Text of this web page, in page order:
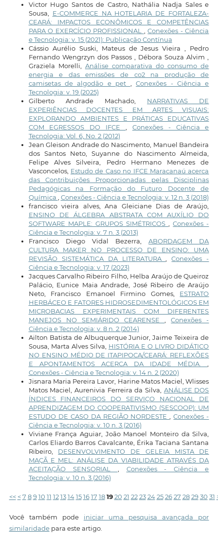
Victor Hugo Santos de Castro, Nathália Nadja Sales e
Sousa, E-COMMERCE NA HOTELARIA DE FORTALEZA-
CEARÁ: IMPACTOS ECONÔMICOS E COMPETÊNCIAS
PARA O EXERCÍCIO PROFISSIONAL ,Conexões - Ciência
e Tecnologia: v. 15 (2021): Publicação Contínua
Cássio Aurélio Suski, Mateus de Jesus Vieira , Pedro
Fernando Wengrzyn dos Passos , Débora Souza Alvim ,
Graziela Morelli, Análise comparativa do consumo de
energia e das emissões de co2 na produção de
camisetas de algodão e pet ,Conexões - Ciência e
Tecnologia: v. 19 (2025)
Gilberto Andrade Machado, NARRATIVAS DE
EXPERIÊNCIAS DOCENTES EM ARTES VISUAIS:
EXPLORANDO AMBIENTES E PRÁTICAS EDUCATIVAS
COM EGRESSOS DO IFCE , Conexões - Ciência e
Tecnologia: Vol. 6, No. 2 (2012)
Jean Gleison Andrade do Nascimento, Manuel Bandeira
dos Santos Neto, Suyanne do Nascimento Almeida,
Felipe Alves Silveira, Pedro Hermano Menezes de
Vasconcelos, Estudo de Caso no IFCE Maracanaú acerca
das Contribuições Proporcionadas pelas Disciplinas
Pedagógicas na Formação do Futuro Docente de
Química , Conexões - Ciência e Tecnologia: v. 12 n. 3 (2018)
francisco vieira alves, Ana Gleiciane Dias de Araújo,
ENSINO DE ÁLGEBRA ABSTRATA COM AUXÍLIO DO
SOFTWARE MAPLE: GRUPOS SIMÉTRICOS,Conexões -
Ciência e Tecnologia: v. 7 n. 3 (2013)
Francisco Diego Vidal Bezerra,ABORDAGEM DA
CULTURA MAKER NO PROCESSO DE ENSINO: UMA
REVISÃO SISTEMÁTICA DA LITERATURA,Conexões -
Ciência e Tecnologia: v. 17 (2023)
Jacques Carvalho Ribeiro Filho, Helba Araújo de Queiroz
Palácio, Eunice Maia Andrade, José Ribeiro de Araújo
Neto, Francisco Emanoel Firmino Gomes, ESTRATO
HERBÁCEO E FATORES HIDROSEDIMENTOLÓGICOS EM
MICROBACIAS EXPERIMENTAIS COM DIFERENTES
MANEJOS NO SEMIÁRIDO CEARENSE,Conexões -
Ciência e Tecnologia: v. 8 n. 2 (2014)
Ailton Batista de Albuquerque Junior, Jaime Teixeira de
Sousa, Marta Alves Silva, HISTÓRIA E O LIVRO DIDÁTICO
NO ENSINO MÉDIO DE ITAPIPOCA/CEARÁ: REFLEXÕES
E APONTAMENTOS ACERCA DA IDADE MÉDIA.,
Conexões - Ciência e Tecnologia: v. 14 n. 2 (2020)
Jisnara Maria Pereira Lavor, Harine Matos Maciel, Wlisses
Matos Maciel, Aurenivia Ferreira da Silva, ANÁLISE DOS
ÍNDICES FINANCEIROS DO SERVIÇO NACIONAL DE
APRENDIZAGEM DO COOPERATIVISMO (SESCOOP): UM
ESTUDO DE CASO DA REGIÃO NORDESTE,Conexões -
Ciência e Tecnologia: v. 10 n. 3 (2016)
Viviane França Aguiar, João Manoel Monteiro da Silva,
Carlos Eliardo Barros Cavalcante, Érika Taciana Santana
Ribeiro, DESENVOLVIMENTO DE GELEIA MISTA DE
MAÇÃ E MEL: ANÁLISE DA VIABILIDADE ATRAVÉS DA
ACEITAÇÃO SENSORIAL , Conexões - Ciência e
Tecnologia: v. 10 n. 3 (2016)
<< < 7 8 9 10 11 12 13 14 15 16 17 18 19 20 21 22 23 24 25 26 27 28 29 30 31
Você também pode iniciar uma pesquisa avançada por
similaridadepara este artigo.